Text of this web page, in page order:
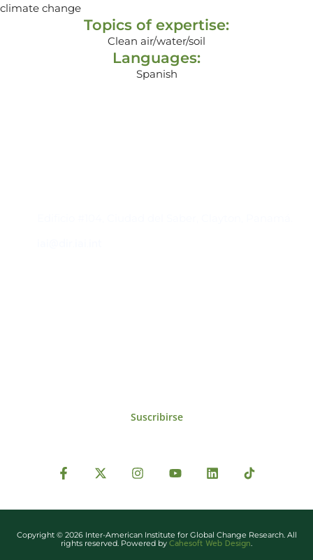
climate change
Topics of expertise:
Clean air/water/soil
Languages:
Spanish
Suscribirse
Copyright © 2026 Inter-American Institute for Global Change Research. All
rights reserved. Powered by Cahesoft Web Design